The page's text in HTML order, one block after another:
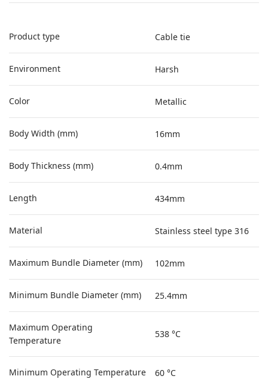
Product type Cable tie
Environment Harsh
Color Metallic
Body Width (mm) 16mm
Body Thickness (mm) 0.4mm
Length 434mm
Material Stainless steel type 316
Maximum Bundle Diameter (mm) 102mm
Minimum Bundle Diameter (mm) 25.4mm
Maximum Operating
Temperature
538 °C
Minimum Operating Temperature 60 °C